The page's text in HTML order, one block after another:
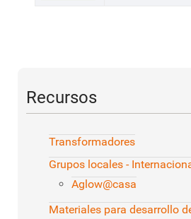
Recursos
Transformadores
Grupos locales -
Aglow@casa
Materiales para desarrollo